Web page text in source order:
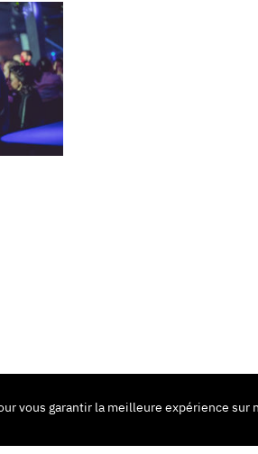
vous garantir la meilleure expérience